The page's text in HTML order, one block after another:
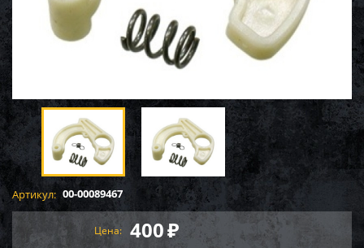
Артикул: 00-00089467
Цена: 400₽